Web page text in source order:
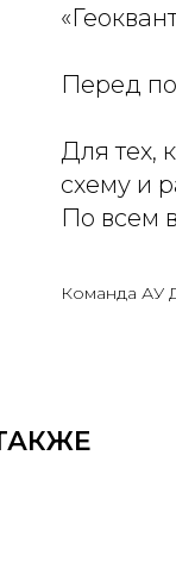
Перед
Для тех,
схему и
По всем
Команда АУ